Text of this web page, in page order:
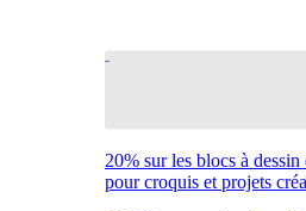
20% sur les blocs à
pour croquis et projets